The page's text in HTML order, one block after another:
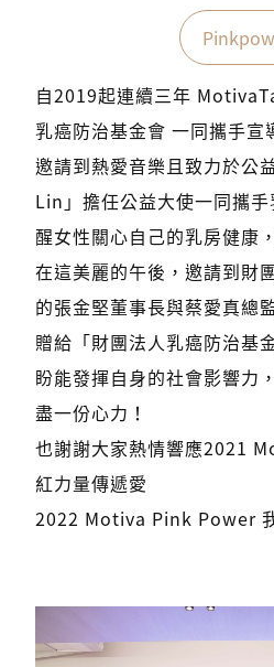
自2019起連續三年
乳癌防治基金會 一同攜手宣
邀請到熱愛音樂且致力於公
Lin」擔任公益大使一同攜
醒女性關心自己的乳房健康
在這美麗的午後，邀請到財
的張金堅董事長與蔡愛真總
贈給「財團法人乳癌防治基
盼能發揮自身的社會影響力
盡一份心力！
也謝謝大家熱情響應2021
紅力量傳遞愛
2022 Motiva Pink Power